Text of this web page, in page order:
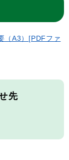
（A3）[PDFファ
先